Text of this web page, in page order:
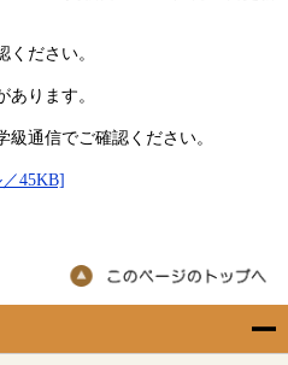
ください。
ります。
通信でご確認ください。
45KB]